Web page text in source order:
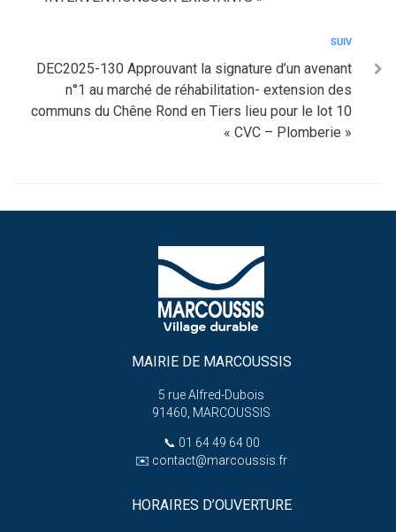
SUIV
DEC2025-130 Approuvant la signature d’un avenant
n°1 au marché de réhabilitation- extension des
communs du Chêne Rond en Tiers lieu pour le lot 10
« CVC – Plomberie »
MAIRIE DE MARCOUSSIS
5 rue Alfred-Dubois
91460, MARCOUSSIS
📞 01 64 49 64 00
✉️ contact@marcoussis.fr
HORAIRES D’OUVERTURE